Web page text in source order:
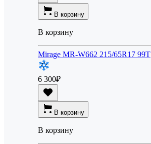
В корзину
В корзину
Mirage MR-W662 215/65R17 99T
6 300₽
В корзину
В корзину